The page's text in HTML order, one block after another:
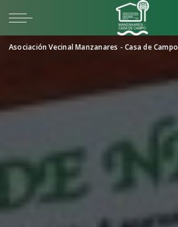
Asociación Vecinal Manzanares - Casa de Campo